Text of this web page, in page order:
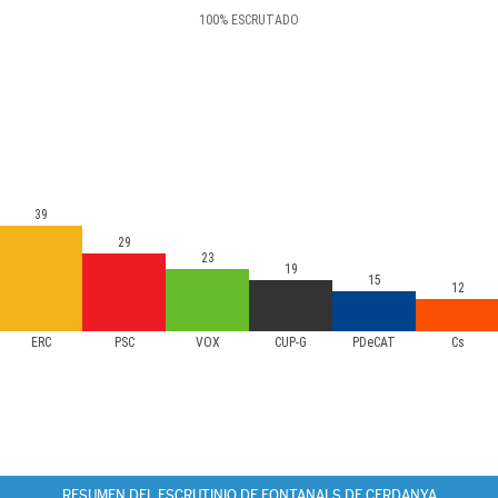
100% ESCRUTADO
ERC PSC VOX CUP-G PDeCAT Cs
39
29
23
19
15 12